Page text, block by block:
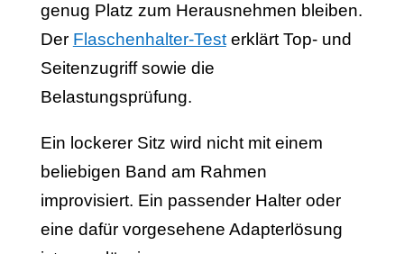
genug Platz zum Herausnehmen bleiben.
Der Flaschenhalter-Testerklärt Top- und
Seitenzugriff sowie die
Belastungsprüfung.
Ein lockerer Sitz wird nicht mit einem
beliebigen Band am Rahmen
improvisiert. Ein passender Halter oder
eine dafür vorgesehene Adapterlösung